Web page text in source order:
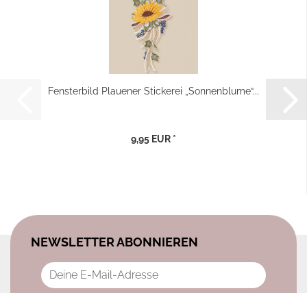
Fensterbild Plauener Stickerei „Sonnenblume“...
9,95 EUR *
NEWSLETTER ABONNIEREN